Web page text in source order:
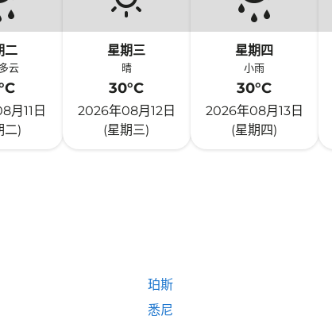
二
云
月11日
二)
星期三
晴
30°C
2026年08月12日
(星期三)
星期四
小雨
30°C
2026年08月13日
(星期四)
珀斯
悉尼